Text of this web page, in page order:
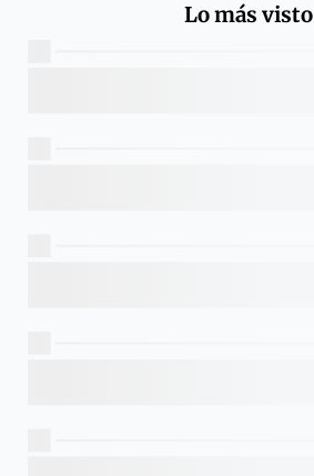
Lo más visto